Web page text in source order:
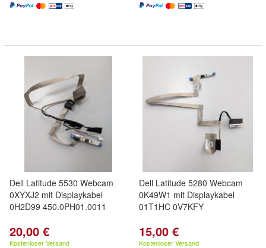
Dell Latitude 5530 Webcam
0XYXJ2 mit Displaykabel
0H2D99 450.0PH01.0011
20,00 €
Kostenloser Versand
Dell Latitude 5280 Webcam
0K49W1 mit Displaykabel
01T1HC 0V7KFY
15,00 €
Kostenloser Versand